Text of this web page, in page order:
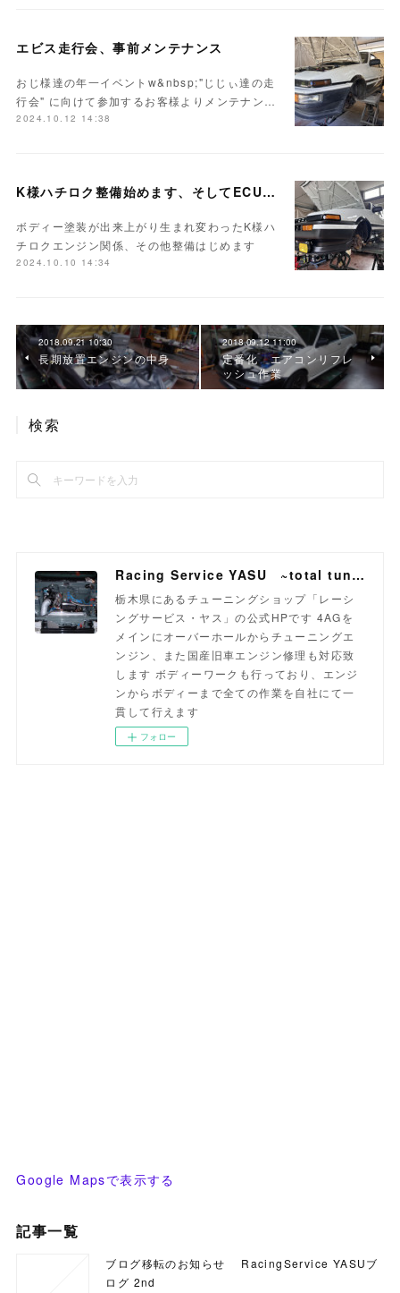
エビス走行会、事前メンテナンス
おじ様達の年一イベントw&nbsp;"じじぃ達の走
行会" に向けて参加するお客様よりメンテナン…
2024.10.12 14:38
K様ハチロク整備始めます、そしてECUセッティング
ボディー塗装が出来上がり生まれ変わったK様ハ
チロクエンジン関係、その他整備はじめます
2024.10.10 14:34
2018.09.21 10:30
長期放置エンジンの中身
2018.09.12 11:00
定番化 エアコンリフレ
ッシュ作業
検索
Racing Service YASU ~total tuning proshop~
栃木県にあるチューニングショップ「レーシ
ングサービス・ヤス」の公式HPです 4AGを
メインにオーバーホールからチューニングエ
ンジン、また国産旧車エンジン修理も対応致
します ボディーワークも行っており、エンジ
ンからボディーまで全ての作業を自社にて一
貫して行えます
フォロー
Google Mapsで表示する
記事一覧
ブログ移転のお知らせ RacingService YASUブ
ログ 2nd